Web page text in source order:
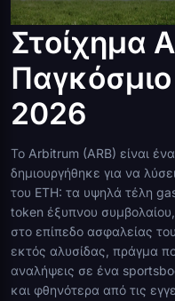
Στοίχημα
2026
Το Arbitrum (ARB) είναι
δημιουργήθηκε για να
του ETH: τα υψηλά τέλη
token έξυπνου συμβολαίου,
στο επίπεδο ασφαλείας
εκτός αλυσίδας, πράγμα
αναλήψεις σε ένα
και φθηνότερα από τις